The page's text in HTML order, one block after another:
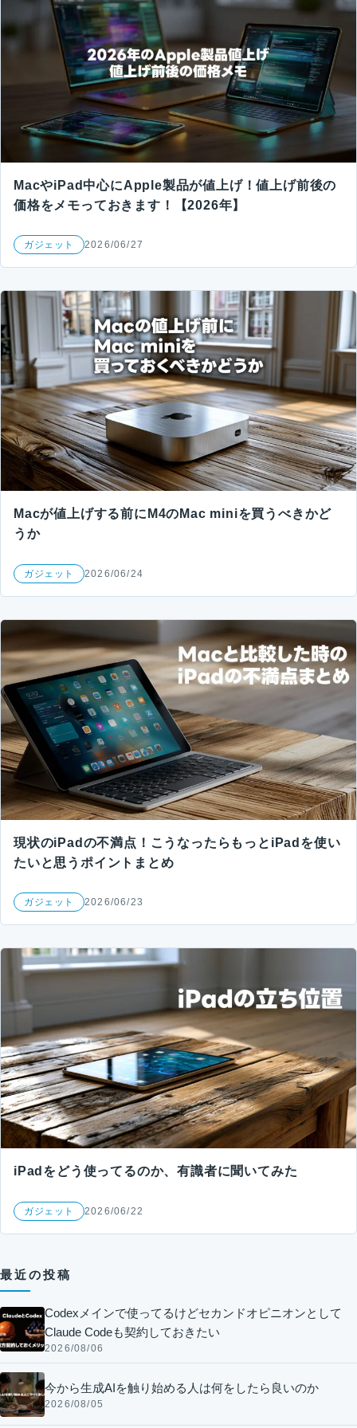
MacやiPad中心にApple製品が値上げ！値上げ前後の
価格をメモっておきます！【2026年】
ガジェット 2026/06/27
Macが値上げする前にM4のMac miniを買うべきかど
うか
ガジェット 2026/06/24
現状のiPadの不満点！こうなったらもっとiPadを使い
たいと思うポイントまとめ
ガジェット 2026/06/23
iPadをどう使ってるのか、有識者に聞いてみた
ガジェット 2026/06/22
最近の投稿
Codexメインで使ってるけどセカンドオピニオンとして
Claude Codeも契約しておきたい
2026/08/06
今から生成AIを触り始める人は何をしたら良いのか
2026/08/05